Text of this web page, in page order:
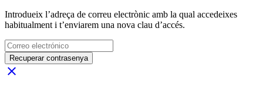
Introdueix l’adreça de correu electrònic amb la qual accedeixes
habitualment i t’enviarem una nova clau d’accés.
Recuperar contrasenya
close